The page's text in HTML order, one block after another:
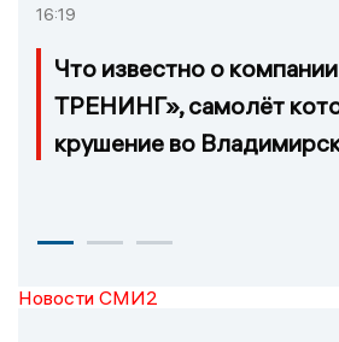
16:19
Что известно о
ТРЕНИНГ», самолёт
крушение во
Новости СМИ2